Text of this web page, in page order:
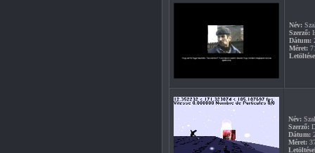
Név:
Szerző:
Dátum:
Méret:
Név:
Szerző:
Dátum:
Méret: